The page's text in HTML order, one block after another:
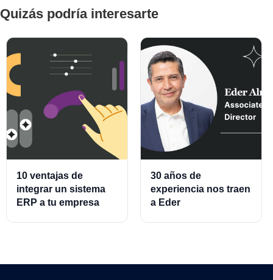
Quizás podría interesarte
10 ventajas de
integrar un sistema
ERP a tu empresa
30 años de
experiencia nos traen
a Eder